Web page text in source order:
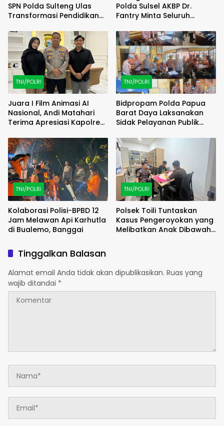
SPN Polda Sulteng Ulas
Transformasi Pendidikan
Polda Sulsel AKBP Dr.
Fantry Minta Seluruh
Debu
TNI/POLRI
Juara I Film Animasi AI
Nasional, Andi Matahari
Terima Apresiasi Kapolres
TNI/POLRI
Bidpropam Polda Papua
Barat Daya Laksanakan
Sidak Pelayanan Publik
di Polsek Salawati
TNI/POLRI
Kolaborasi Polisi-BPBD 12
Jam Melawan Api Karhutla
di Bualemo, Banggai
TNI/POLRI
Polsek Toili Tuntaskan
Kasus Pengeroyokan yang
Melibatkan Anak Dibawah
Tinggalkan Balasan
Alamat email Anda tidak akan dipublikasikan. Ruas yang
wajib ditandai *